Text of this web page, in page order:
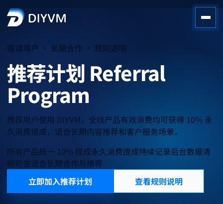
邀请用户 · 长期合作 · 规则透明
推荐计划 Referral
Program
推荐用户使用 DIYVM，全线产品有效消费均可获得 10% 永
久消费提成，适合长期内容推荐和客户服务场景。
所有产品统一 10% 提成永久消费提成持续记录后台数据清
晰可查适合长期合作与推荐
立即加入推荐计划
查看规则说明